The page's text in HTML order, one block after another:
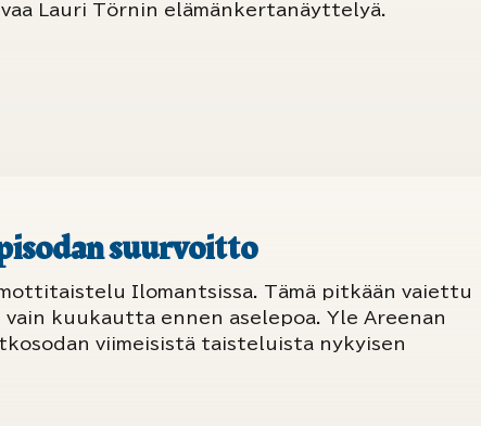
Lauri Törnin elämänkertanäyttelyä.
suurvoitto
Ilomantsissa. Tämä pitkään vaiettu
kuukautta ennen aselepoa. Yle Areenan
viimeisistä taisteluista nykyisen